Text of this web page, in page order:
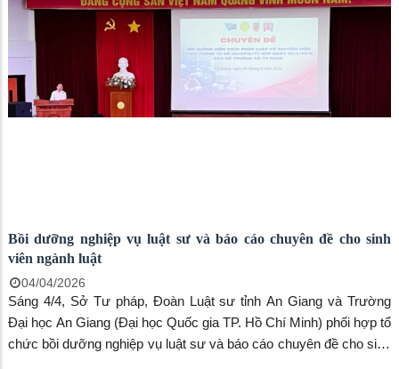
Bồi dưỡng nghiệp vụ luật sư và báo cáo chuyên đề cho sinh
viên ngành luật
04/04/2026
Sáng 4/4, Sở Tư pháp, Đoàn Luật sư tỉnh An Giang và Trường
Đại học An Giang (Đại học Quốc gia TP. Hồ Chí Minh) phối hợp tổ
chức bồi dưỡng nghiệp vụ luật sư và báo cáo chuyên đề cho sinh